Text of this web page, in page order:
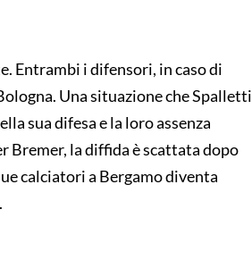
Entrambi i difensori, in caso di
Una situazione che Spalletti
sua difesa e la loro assenza
Bremer, la diffida è scattata dopo
calciatori a Bergamo diventa